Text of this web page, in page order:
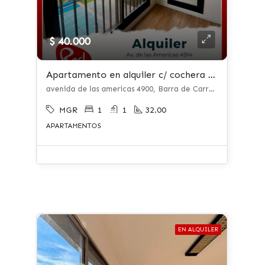
$ 40.000
Apartamento en alquiler c/ cochera en Barra de Carrasco
avenida de las americas 4900, Barra de Carrasco, Ciudad de la Costa
MGR 1 1 32.00
APARTAMENTOS
EN ALQUILER